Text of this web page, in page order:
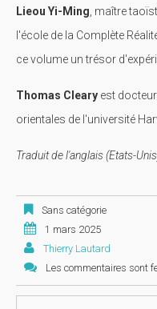
Lieou Yi-Ming , maître
l'école de la Complète
ce volume un trésor
Thomas Cleary est
orientales de l'université
Traduit de l'anglais (Etats-
Sans catégorie
1 mars 2025
Thierry Lautard
Les commentaires sont